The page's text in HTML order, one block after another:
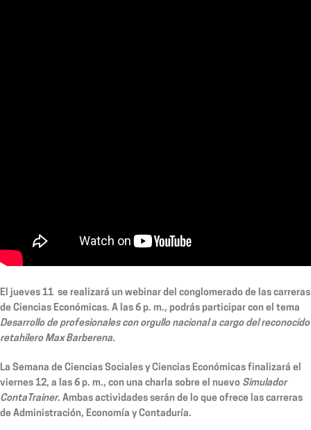
El jueves 11 se realizará un webinar del conglomerado de las carreras
de Ciencias Económicas. A las 6 p. m., podrás participar con el tema
Desarrollo de profesionales con orgullo nacional a cargo del reconocido
retahilero Max Barberena.
La Semana de Ciencias Sociales y Ciencias Económicas finalizará el
viernes 12, a las 6 p. m., con una charla sobre el nuevo Simulador
ContaTrainer. Ambas actividades serán de lo que ofrece las carreras
de Administración, Economía y Contaduría.